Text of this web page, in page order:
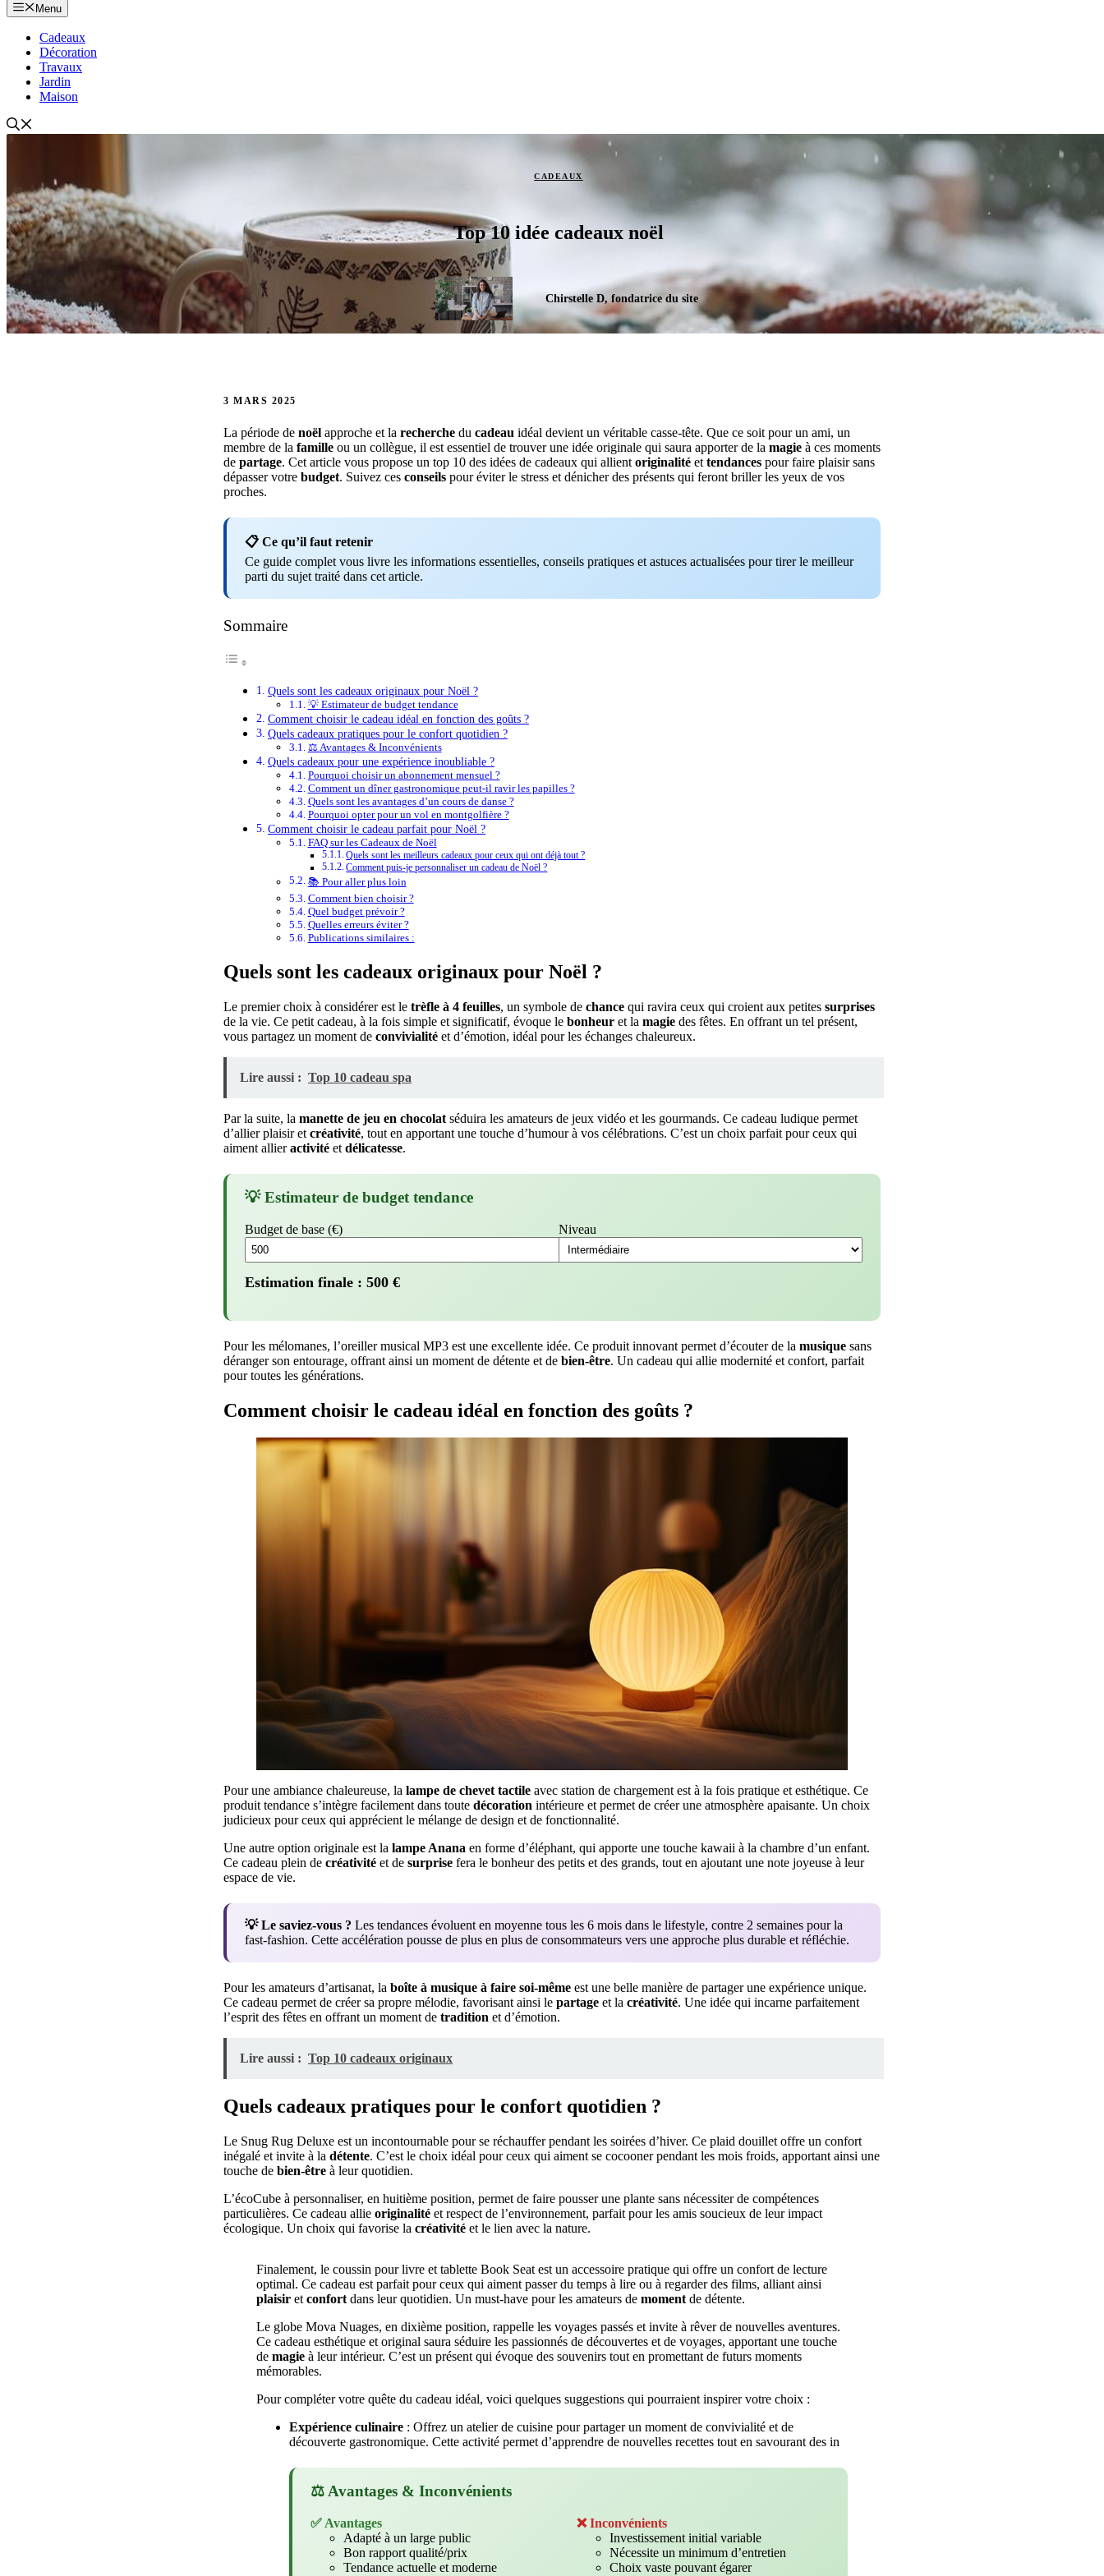
Menu
Cadeaux
Décoration
Travaux
Jardin
Maison
CADEAUX
Top 10 idée cadeaux noël
Chirstelle D, fondatrice du site
3 MARS 2025
La période de noël approche et la recherche du cadeau idéal devient un véritable casse-tête. Que ce soit pour un ami, un
membre de la famille ou un collègue, il est essentiel de trouver une idée originale qui saura apporter de la magie à ces moments
de partage. Cet article vous propose un top 10 des idées de cadeaux qui allient originalité et tendances pour faire plaisir sans
dépasser votre budget. Suivez ces conseils pour éviter le stress et dénicher des présents qui feront briller les yeux de vos
proches.
📋 Ce qu’il faut retenir
Ce guide complet vous livre les informations essentielles, conseils pratiques et astuces actualisées pour tirer le meilleur
parti du sujet traité dans cet article.
Sommaire
Quels sont les cadeaux originaux pour Noël ?
💡 Estimateur de budget tendance
Comment choisir le cadeau idéal en fonction des goûts ?
Quels cadeaux pratiques pour le confort quotidien ?
⚖️ Avantages & Inconvénients
Quels cadeaux pour une expérience inoubliable ?
Pourquoi choisir un abonnement mensuel ?
Comment un dîner gastronomique peut-il ravir les papilles ?
Quels sont les avantages d’un cours de danse ?
Pourquoi opter pour un vol en montgolfière ?
Comment choisir le cadeau parfait pour Noël ?
FAQ sur les Cadeaux de Noël
Quels sont les meilleurs cadeaux pour ceux qui ont déjà tout ?
Comment puis-je personnaliser un cadeau de Noël ?
📚 Pour aller plus loin
Comment bien choisir ?
Quel budget prévoir ?
Quelles erreurs éviter ?
Publications similaires :
Quels sont les cadeaux originaux pour Noël ?
Le premier choix à considérer est le trèfle à 4 feuilles, un symbole de chance qui ravira ceux qui croient aux petites surprises
de la vie. Ce petit cadeau, à la fois simple et significatif, évoque le bonheur et la magie des fêtes. En offrant un tel présent,
vous partagez un moment de convivialité et d’émotion, idéal pour les échanges chaleureux.
Lire aussi : Top 10 cadeau spa
Par la suite, la manette de jeu en chocolat séduira les amateurs de jeux vidéo et les gourmands. Ce cadeau ludique permet
d’allier plaisir et créativité, tout en apportant une touche d’humour à vos célébrations. C’est un choix parfait pour ceux qui
aiment allieractivité et délicatesse.
💡 Estimateur de budget tendance
Budget de base (€) Niveau
Estimation finale : 500 €
Pour les mélomanes, l’oreiller musical MP3 est une excellente idée. Ce produit innovant permet d’écouter de la musique sans
déranger son entourage, offrant ainsi un moment de détente et de bien-être. Un cadeau qui allie modernité et confort, parfait
pour toutes les générations.
Comment choisir le cadeau idéal en fonction des goûts ?
Pour une ambiance chaleureuse, la lampe de chevet tactile avec station de chargement est à la fois pratique et esthétique. Ce
produit tendance s’intègre facilement dans toute décoration intérieure et permet de créer une atmosphère apaisante. Un choix
judicieux pour ceux qui apprécient le mélange de design et de fonctionnalité.
Une autre option originale est la lampe Anana en forme d’éléphant, qui apporte une touche kawaii à la chambre d’un enfant.
Ce cadeau plein de créativité et de surprise fera le bonheur des petits et des grands, tout en ajoutant une note joyeuse à leur
espace de vie.
💡 Le saviez-vous ? Les tendances évoluent en moyenne tous les 6 mois dans le lifestyle, contre 2 semaines pour la
fast-fashion. Cette accélération pousse de plus en plus de consommateurs vers une approche plus durable et réfléchie.
Pour les amateurs d’artisanat, la boîte à musique à faire soi-même est une belle manière de partager une expérience unique.
Ce cadeau permet de créer sa propre mélodie, favorisant ainsi le partage et la créativité. Une idée qui incarne parfaitement
l’esprit des fêtes en offrant un moment de tradition et d’émotion.
Lire aussi : Top 10 cadeaux originaux
Quels cadeaux pratiques pour le confort quotidien ?
Le Snug Rug Deluxe est un incontournable pour se réchauffer pendant les soirées d’hiver. Ce plaid douillet offre un confort
inégalé et invite à la détente. C’est le choix idéal pour ceux qui aiment se cocooner pendant les mois froids, apportant ainsi une
touche de bien-être à leur quotidien.
L’écoCube à personnaliser, en huitième position, permet de faire pousser une plante sans nécessiter de compétences
particulières. Ce cadeau allie originalité et respect de l’environnement, parfait pour les amis soucieux de leur impact
écologique. Un choix qui favorise la créativité et le lien avec la nature.
Finalement, le coussin pour livre et tablette Book Seat est un accessoire pratique qui offre un confort de lecture
optimal. Ce cadeau est parfait pour ceux qui aiment passer du temps à lire ou à regarder des films, alliant ainsi
plaisir et confort dans leur quotidien. Un must-have pour les amateurs de moment de détente.
Le globe Mova Nuages, en dixième position, rappelle les voyages passés et invite à rêver de nouvelles aventures.
Ce cadeau esthétique et original saura séduire les passionnés de découvertes et de voyages, apportant une touche
de magie à leur intérieur. C’est un présent qui évoque des souvenirs tout en promettant de futurs moments
mémorables.
Pour compléter votre quête du cadeau idéal, voici quelques suggestions qui pourraient inspirer votre choix :
Expérience culinaire : Offrez un atelier de cuisine pour partager un moment de convivialité et de
découverte gastronomique. Cette activité permet d’apprendre de nouvelles recettes tout en savourant des in
⚖️ Avantages & Inconvénients
✅ Avantages
Adapté à un large public
Bon rapport qualité/prix
Tendance actuelle et moderne
❌ Inconvénients
Investissement initial variable
Nécessite un minimum d’entretien
Choix vaste pouvant égarer